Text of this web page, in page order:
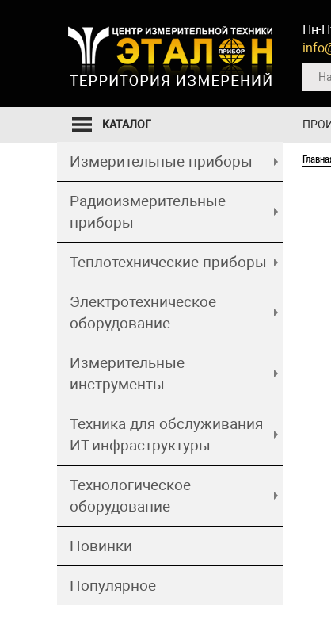
Пн-
КАТАЛОГ
Измерительные приборы
Радиоизмерительные
приборы
Теплотехнические приборы
Электротехническое
оборудование
Измерительные
инструменты
Техника для обслуживания
ИТ-инфраструктуры
Технологическое
оборудование
Новинки
Популярное